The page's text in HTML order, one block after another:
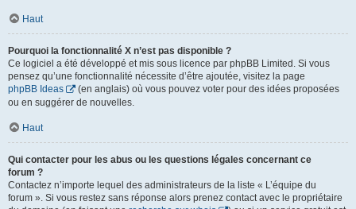
Haut
Pourquoi la fonctionnalité X n’est pas disponible ?
Ce logiciel a été développé et mis sous licence par phpBB Limited. Si vous
pensez qu’une fonctionnalité nécessite d’être ajoutée, visitez la page
phpBB Ideas
(en anglais) où vous pouvez voter pour des idées proposées
ou en suggérer de nouvelles.
Haut
Qui contacter pour les abus ou les questions légales concernant ce
forum ?
Contactez n’importe lequel des administrateurs de la liste « L’équipe du
forum ». Si vous restez sans réponse alors prenez contact avec le propriétaire